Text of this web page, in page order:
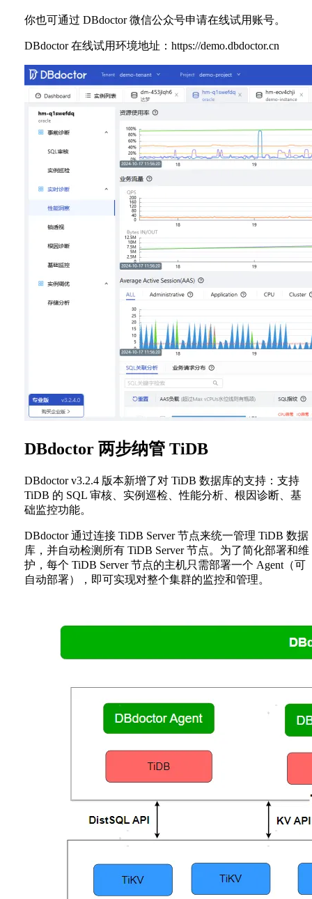
你也可通过 DBdoctor 微信公众号申请在线试用账号。
DBdoctor 在线试用环境地址：https://demo.dbdoctor.cn
DBdoctor 两步纳管 TiDB
DBdoctor v3.2.4 版本新增了对 TiDB 数据库的支持：支持
TiDB 的 SQL 审核、实例巡检、性能分析、根因诊断、基
础监控功能。
DBdoctor 通过连接 TiDB Server 节点来统一管理 TiDB 数据
库，并自动检测所有 TiDB Server 节点。为了简化部署和维
护，每个 TiDB Server 节点的主机只需部署一个 Agent（可
自动部署），即可实现对整个集群的监控和管理。